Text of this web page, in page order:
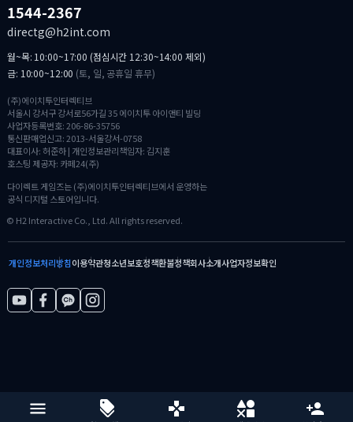
1544-2367
directg@h2int.com
월~목: 10:00~17:00 (점심시간 12:30~14:00 제외)
금: 10:00~12:00 (토, 일, 공휴일 휴무)
(주)에이치투인터렉티브
서울시 강서구 강서로56가길 35 에이치투 아이앤티 빌딩
사업자등록번호: 206-86-35756
통신판매업신고: 2013-서울강서-0758
대표이사: 허준하 | 개인정보관리책임자: 김지훈
호스팅 제공자: 카페24(주)
다이렉트 게임즈는 (주)에이치투인터렉티브에서 운영하는
공식 디지털 스토어입니다.
© H2 Interactive Co., Ltd. All rights reserved.
개인정보처리방침이용약관청소년보호정책환불정책회사소개사업자정보확인